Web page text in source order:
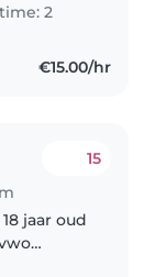
2
€15.00/hr
15
jaar oud